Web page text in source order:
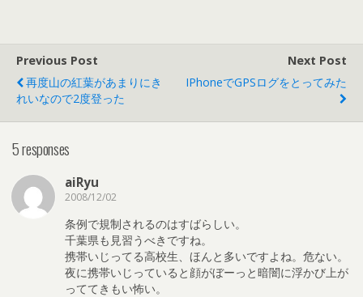
Previous Post
再度山の紅葉があまりにき
れいなので2度登った
Next Post
IPhoneでGPSログをとってみた
5 responses
aiRyu
2008/12/02
条例で規制されるのはすばらしい。
千葉県も見習うべきですね。
携帯いじってる高校生、ほんと多いですよね。危ない。
夜に携帯いじっていると顔がぼーっと暗闇に浮かび上が
っててきもい怖い。